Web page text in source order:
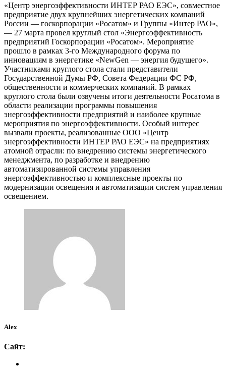
«Центр энергоэффективности ИНТЕР РАО ЕЭС», совместное
предприятие двух крупнейших энергетических компаний
России — госкорпорации «Росатом» и Группы «Интер РАО»,
— 27 марта провел круглый стол «Энергоэффективность
предприятий Госкорпорации «Росатом». Мероприятие
прошло в рамках 3-го Международного форума по
инновациям в энергетике «NewGen — энергия будущего».
Участниками круглого стола стали представители
Государственной Думы РФ, Совета Федерации ФС РФ,
общественности и коммерческих компаний. В рамках
круглого стола были озвучены итоги деятельности Росатома в
области реализации программы повышения
энергоэффективности предприятий и наиболее крупные
мероприятия по энергоэффективности. Особый интерес
вызвали проекты, реализованные ООО «Центр
энергоэффективности ИНТЕР РАО ЕЭС» на предприятиях
атомной отрасли: по внедрению системы энергетического
менеджмента, по разработке и внедрению
автоматизированной системы управления
энергоэффективностью и комплексные проекты по
модернизации освещения и автоматизации систем управления
освещением.
Alex
Сайт: